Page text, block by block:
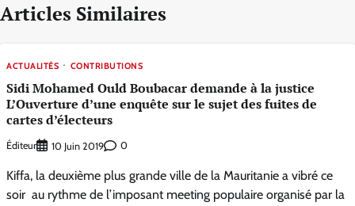
Articles Similaires
ACTUALITÉS CONTRIBUTIONS
Sidi Mohamed Ould Boubacar demande à la justice
L’Ouverture d’une enquête sur le sujet des fuites de
cartes d’électeurs
Éditeur 10 Juin 2019 0
Kiffa, la deuxième plus grande ville de la Mauritanie a vibré ce
soir au rythme de l’imposant meeting populaire organisé par la